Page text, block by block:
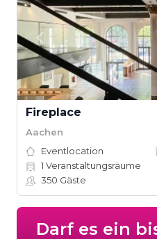
Fireplace
Aachen
Eventlocation
1 Veranstaltungsräume
350 Gäste
Darf es ein